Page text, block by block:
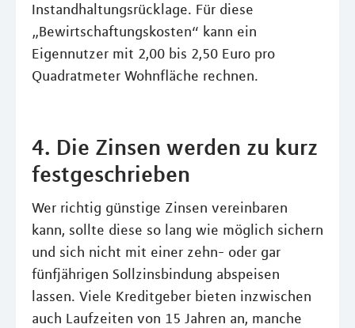
Instandhaltungsrücklage. Für diese
„Bewirtschaftungskosten“ kann ein
Eigennutzer mit 2,00 bis 2,50 Euro pro
Quadratmeter Wohnfläche rechnen.
4. Die Zinsen werden zu kurz
festgeschrieben
Wer richtig günstige Zinsen vereinbaren
kann, sollte diese so lang wie möglich sichern
und sich nicht mit einer zehn- oder gar
fünfjährigen Sollzinsbindung abspeisen
lassen. Viele Kreditgeber bieten inzwischen
auch Laufzeiten von 15 Jahren an, manche